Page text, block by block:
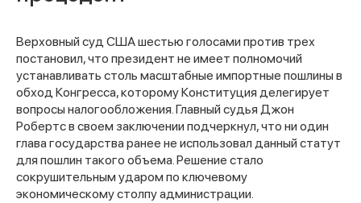
Верховный суд США шестью голосами против трех
постановил, что президент не имеет полномочий
устанавливать столь масштабные импортные пошлины в
обход Конгресса, которому Конституция делегирует
вопросы налогообложения. Главный судья Джон
Робертс в своем заключении подчеркнул, что ни один
глава государства ранее не использовал данный статут
для пошлин такого объема. Решение стало
сокрушительным ударом по ключевому
экономическому столпу администрации.